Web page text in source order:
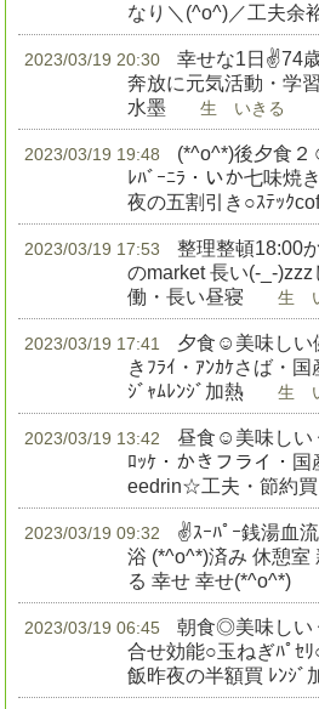
なり＼(^o^)／工夫余
2023/03/19 20:30
幸せな1日✌74
奔放に元気活動・学
水墨 生 いきる
2023/03/19 19:48
(*^o^*)後夕食
ﾚﾊﾞｰﾆﾗ・いか七味焼
夜の五割引き○ｽﾃｯｸ
2023/03/19 17:53
整理整頓18:00
のmarket 長い(-_-
働・長い昼寝 生 い
2023/03/19 17:41
夕食☺美味しい
きﾌﾗｲ・ｱﾝｶｹさば・
ｼﾞｬﾑﾚﾝｼﾞ加熱 生 い
2023/03/19 13:42
昼食☺美味しい
ﾛｯｹ・かきフライ・国
eedrin☆工夫・節約買
2023/03/19 09:32
✌ｽｰﾊﾟｰ銭湯血
浴 (*^o^*)済み 休憩室
る 幸せ 幸せ(*^o^*)
2023/03/19 06:45
朝食◎美味しい
合せ効能○玉ねぎﾊﾟｾ
飯昨夜の半額買 ﾚﾝｼﾞ